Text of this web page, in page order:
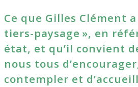
Ce que Gilles Clément
tiers-paysage », en
état, et qu’il convient
nous tous
contempler et